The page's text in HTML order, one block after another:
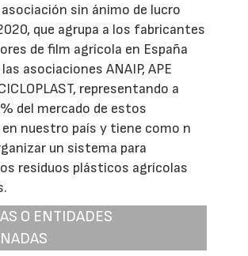
sin ánimo de lucro
que agrupa a los fabricantes
de film agrícola en España
asociaciones ANAIP, APE
representando a
del mercado de estos
nuestro país y tiene como n
un sistema para
residuos plásticos agrícolas
O ENTIDADES